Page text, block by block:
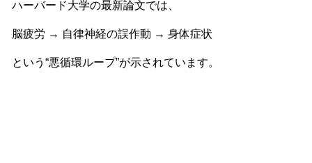
ハーバード大学の最新論文では、
脳疲労 → 自律神経の誤作動 → 身体症状
という“悪循環ループ”が示されています。